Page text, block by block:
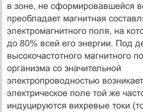
в зоне, не сформировавшейся
преобладает магнитная
электромагнитного поля, на
до 80% всей его энергии. Под
высокочастотного магнитного
организма со значительной
электропроводностью
электрическое поле той же
индуцируются вихревые токи